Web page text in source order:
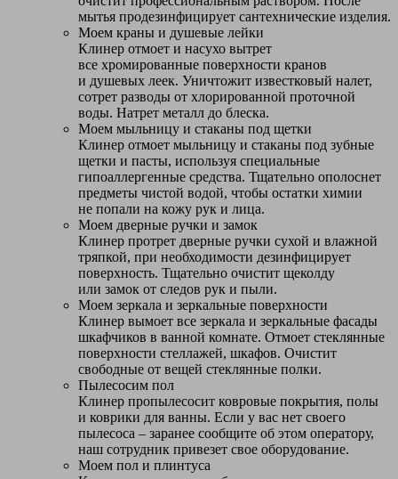
мытья продезинфицирует сантехнические изделия.
Моем краны и душевые лейки
Клинер отмоет и насухо вытрет
все хромированные поверхности кранов
и душевых леек. Уничтожит известковый налет,
сотрет разводы от хлорированной проточной
воды. Натрет металл до блеска.
Моем мыльницу и стаканы под щетки
Клинер отмоет мыльницу и стаканы под зубные
щетки и пасты, используя специальные
гипоаллергенные средства. Тщательно ополоснет
предметы чистой водой, чтобы остатки химии
не попали на кожу рук и лица.
Моем дверные ручки и замок
Клинер протрет дверные ручки сухой и влажной
тряпкой, при необходимости дезинфицирует
поверхность. Тщательно очистит щеколду
или замок от следов рук и пыли.
Моем зеркала и зеркальные поверхности
Клинер вымоет все зеркала и зеркальные фасады
шкафчиков в ванной комнате. Отмоет стеклянные
поверхности стеллажей, шкафов. Очистит
свободные от вещей стеклянные полки.
Пылесосим пол
Клинер пропылесосит ковровые покрытия, полы
и коврики для ванны. Если у вас нет своего
пылесоса – заранее сообщите об этом оператору,
наш сотрудник привезет свое оборудование.
Моем пол и плинтуса